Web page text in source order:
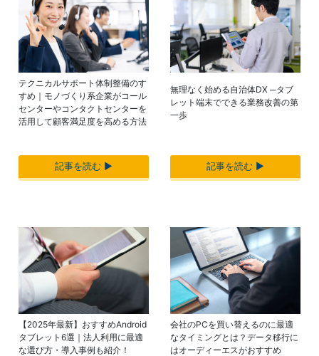
テクニカルサポート体制整備のす
すめ｜モノづくり系企業がコール
センターやコンタクトセンターを
活用して顧客満足度を高める方法
記事を読む ▶︎
無理なく始める自治体DX ─タブ
レット端末でできる業務改善の第
一歩
記事を読む ▶︎
【2025年最新】おすすめAndroid
タブレット6選｜法人利用に最適
な選び方・導入事例も紹介！
会社のPCを買い替えるのに最適
なタイミングとは？データ移行に
はオーディーエスがおすすめ